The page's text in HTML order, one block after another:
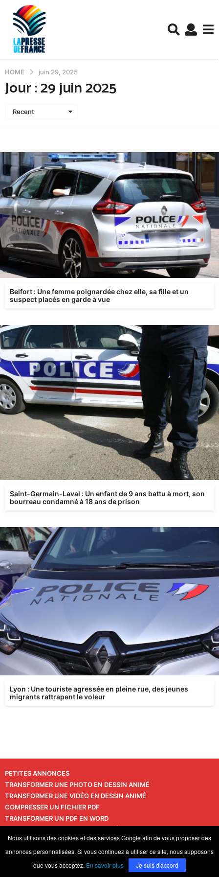
HOME juin 29, 2025
Jour :29 juin 2025
Recent
Belfort : Une femme poignardée chez elle, sa fille et un
suspect placés en garde à vue
Saint-Germain-Laval : Un enfant de 9 ans battu à mort, son
bourreau condamné à 18 ans de prison
Lyon : Une touriste agressée en pleine rue, des jeunes
migrants rattrapent le voleur
PETITES ANNONCES
TRANSFORMER UNE PHOTO EN DESSIN ANIMÉ
TRANSFORMER UNE VIDÉO EN DESSIN ANIMÉ
COMPRESSER UN FICHIER PDF
TRANSFORMER UN PDF EN WORD
VIE PRIVÉE
© 2026 LaPressedeFrance.fr
Nous utilisons des cookies et des services Google afin de vous proposer des
annonces personnalisées. Si vous continuez à utiliser ce site, nous supposons
que vous acceptez. En savoir plus Je suis d'accord